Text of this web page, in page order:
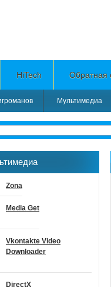
HiTech Обратная
Мультимедиа
Zona
Media Get
Vkontakte Video
Downloader
DirectX